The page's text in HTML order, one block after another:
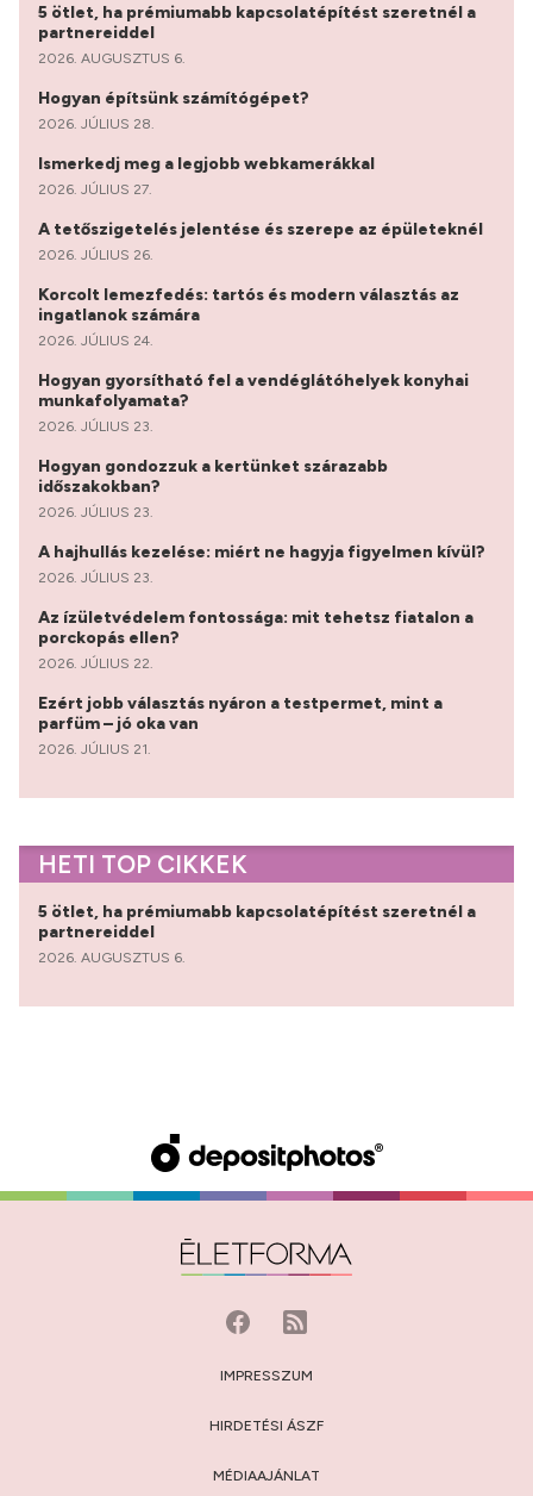
5 ötlet, ha prémiumabb kapcsolatépítést szeretnél a
partnereiddel
2026. AUGUSZTUS 6.
Hogyan építsünk számítógépet?
2026. JÚLIUS 28.
Ismerkedj meg a legjobb webkamerákkal
2026. JÚLIUS 27.
A tetőszigetelés jelentése és szerepe az épületeknél
2026. JÚLIUS 26.
Korcolt lemezfedés: tartós és modern választás az
ingatlanok számára
2026. JÚLIUS 24.
Hogyan gyorsítható fel a vendéglátóhelyek konyhai
munkafolyamata?
2026. JÚLIUS 23.
Hogyan gondozzuk a kertünket szárazabb
időszakokban?
2026. JÚLIUS 23.
A hajhullás kezelése: miért ne hagyja figyelmen kívül?
2026. JÚLIUS 23.
Az ízületvédelem fontossága: mit tehetsz fiatalon a
porckopás ellen?
2026. JÚLIUS 22.
Ezért jobb választás nyáron a testpermet, mint a
parfüm – jó oka van
2026. JÚLIUS 21.
HETI TOP CIKKEK
5 ötlet, ha prémiumabb kapcsolatépítést szeretnél a
partnereiddel
2026. AUGUSZTUS 6.
IMPRESSZUM
HIRDETÉSI ÁSZF
MÉDIAAJÁNLAT